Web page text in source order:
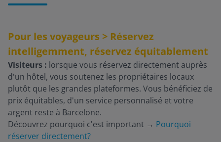
Pour les voyageurs > Réservez
intelligemment, réservez équitablement
Visiteurs : lorsque vous réservez directement auprès
d'un hôtel, vous soutenez les propriétaires locaux
plutôt que les grandes plateformes. Vous bénéficiez de
prix équitables, d'un service personnalisé et votre
argent reste à Barcelone.
Découvrez pourquoi c'est important → Pourquoi
réserver directement?